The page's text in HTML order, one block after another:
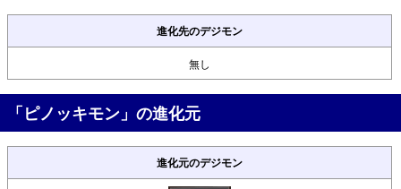
進化先のデジモン
無し
「ピノッキモン」の進化元
進化元のデジモン